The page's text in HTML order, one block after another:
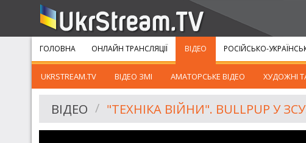
ГОЛОВНА ОНЛАЙН ТРАНСЛЯЦІЇ ВІДЕО
UKRSTREAM.TV ВІДЕО ЗМІ АМАТОРСЬКЕ ВІДЕО ХУДОЖНІ
РОСІЙСЬКО-
ВІДЕО "ТЕХНІКА ВІЙНИ". BULLPUP У